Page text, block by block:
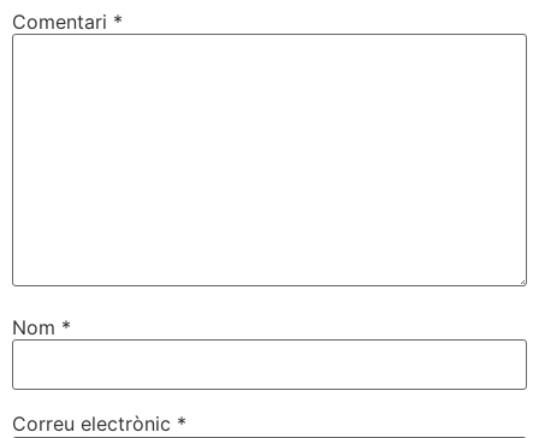
Comentari *
Nom *
Correu electrònic *